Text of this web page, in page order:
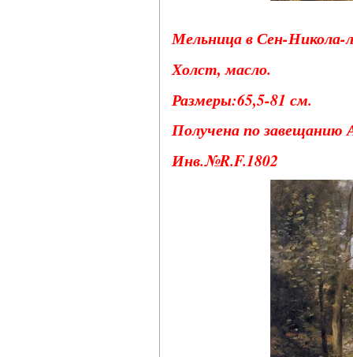
Мельница в Сен-Никола-
Холст, масло.
Размеры:65,5-81 см.
Получена по завещанию
Инв.№R.F.1802